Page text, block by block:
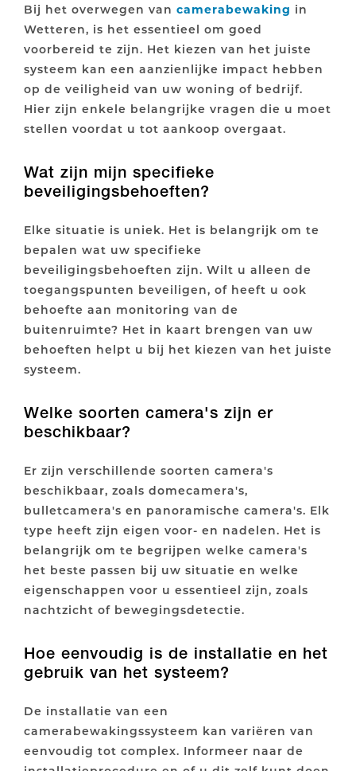
Bij het overwegen van camerabewaking in
Wetteren, is het essentieel om goed
voorbereid te zijn. Het kiezen van het juiste
systeem kan een aanzienlijke impact hebben
op de veiligheid van uw woning of bedrijf.
Hier zijn enkele belangrijke vragen die u moet
stellen voordat u tot aankoop overgaat.
Wat zijn mijn specifieke
beveiligingsbehoeften?
Elke situatie is uniek. Het is belangrijk om te
bepalen wat uw specifieke
beveiligingsbehoeften zijn. Wilt u alleen de
toegangspunten beveiligen, of heeft u ook
behoefte aan monitoring van de
buitenruimte? Het in kaart brengen van uw
behoeften helpt u bij het kiezen van het juiste
systeem.
Welke soorten camera's zijn er
beschikbaar?
Er zijn verschillende soorten camera's
beschikbaar, zoals domecamera's,
bulletcamera's en panoramische camera's. Elk
type heeft zijn eigen voor- en nadelen. Het is
belangrijk om te begrijpen welke camera's
het beste passen bij uw situatie en welke
eigenschappen voor u essentieel zijn, zoals
nachtzicht of bewegingsdetectie.
Hoe eenvoudig is de installatie en het
gebruik van het systeem?
De installatie van een
camerabewakingssysteem kan variëren van
eenvoudig tot complex. Informeer naar de